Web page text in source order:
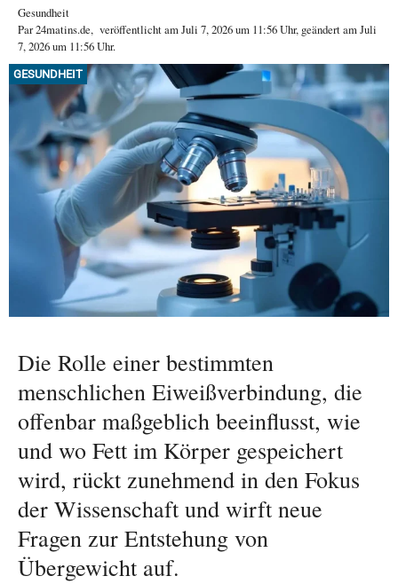
Gesundheit
Par24matins.de, veröffentlicht amJuli 7, 2026um 11:56 Uhr, geändert am Juli
7, 2026 um 11:56 Uhr.
GESUNDHEIT
Die Rolle einer bestimmten
menschlichen Eiweißverbindung, die
offenbar maßgeblich beeinflusst, wie
und wo Fett im Körper gespeichert
wird, rückt zunehmend in den Fokus
der Wissenschaft und wirft neue
Fragen zur Entstehung von
Übergewicht auf.